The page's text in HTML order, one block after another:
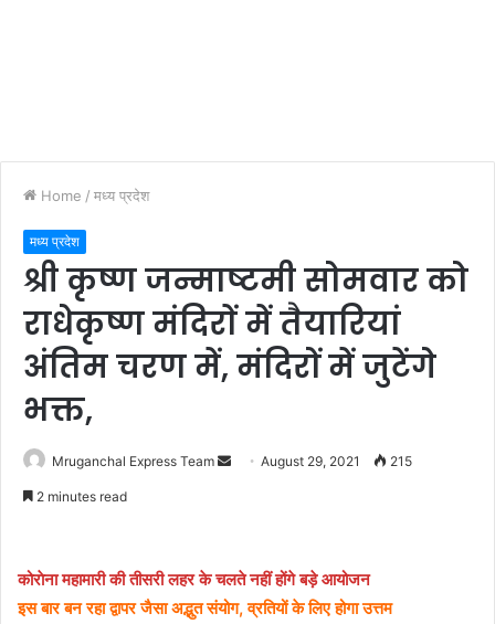
Home / मध्य प्रदेश
मध्य प्रदेश
श्री कृष्ण जन्माष्टमी सोमवार को
राधेकृष्ण मंदिराें में तैयारियां
अंतिम चरण में, मंदिरों में जुटेंगे
भक्त,
Mruganchal Express Team
Send August 29, 2021 215
2 minutes read
कोराेना महामारी की तीसरी लहर के चलते नहीं होंगे बड़े आयोजन
इस बार बन रहा द्वापर जैसा अद्भुत संयोग, व्रतियों के लिए होगा उत्तम